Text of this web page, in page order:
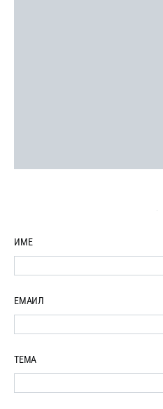
ИМЕ
ЕМАИЛ
ТЕМА